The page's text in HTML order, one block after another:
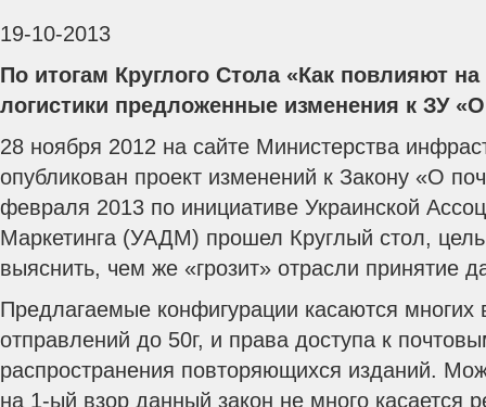
19-10-2013
По итогам Круглого Стола «Как повлияют
логистики предложенные изменения к ЗУ
28 ноября 2012 на сайте Министерства
опубликован проект изменений к Закону «О
февраля 2013 по инициативе Украинской
Маркетинга (УАДМ) прошел Круглый стол,
выяснить, чем же «грозит» отрасли принятие
Предлагаемые конфигурации касаются многих
отправлений до 50г, и права доступа к
распространения повторяющихся изданий.
на 1-ый взор данный закон не много касается